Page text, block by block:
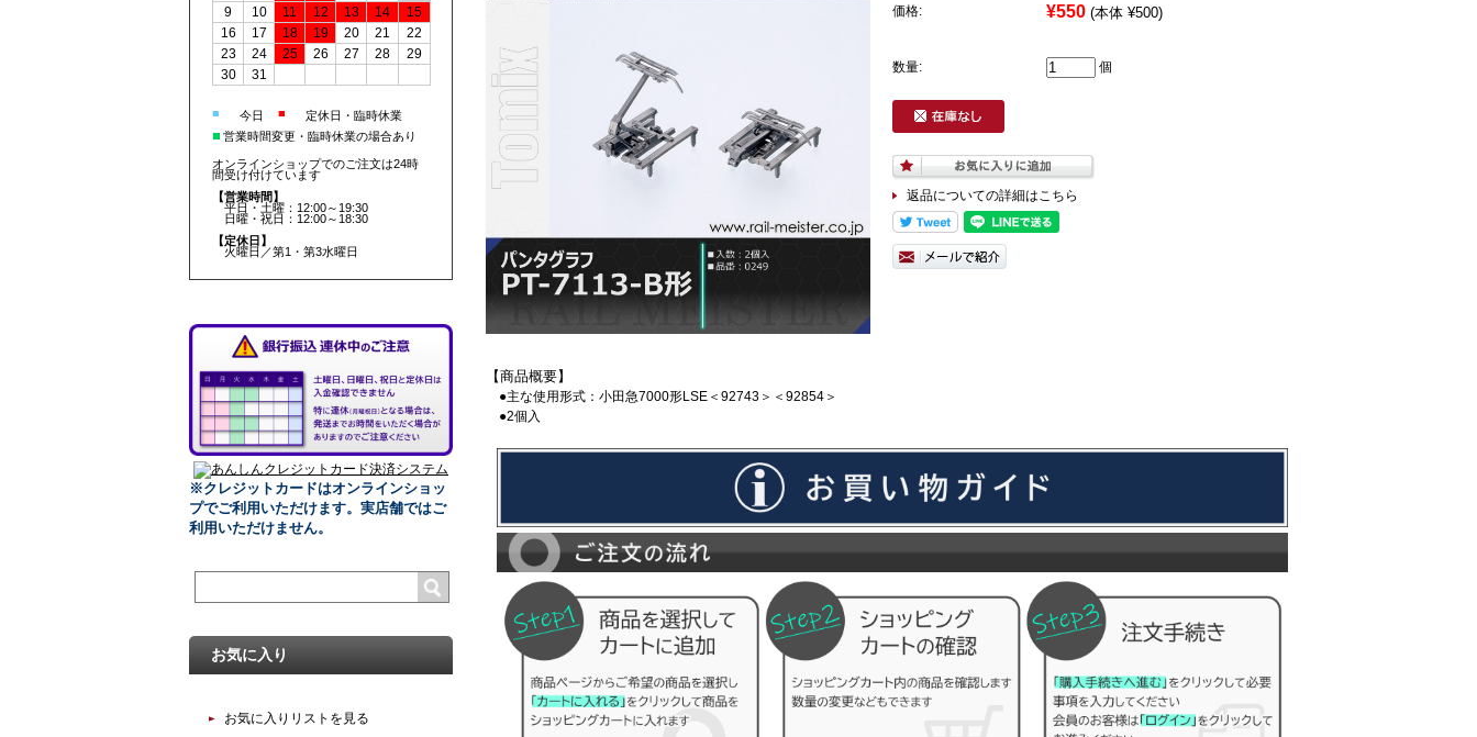
価格: ¥550 (本体 ¥500)
数量: 個
返品についての詳細はこちら
【商品概要】
●主な使用形式：小田急7000形LSE＜92743＞＜92854＞
●2個入
9
10 11 12 13 14
15
16
17 18 19 20 21
22
23
24 25 26 27 28
29
30
31
■ 今日 ■ 定休日・臨時休業
■ 営業時間変更・臨時休業の場合あり
オンラインショップでのご注文は24時
間受け付けています
【営業時間】
平日・土曜：12:00～19:30
日曜・祝日：12:00～18:30
【定休日】
火曜日／第1・第3水曜日
※クレジットカードはオンラインショッ
プでご利用いただけます。 実店舗ではご
利用いただけません。
お気に入り
お気に入りリストを見る